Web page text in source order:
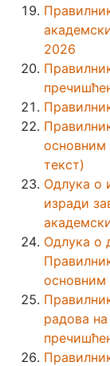
2026
основним
текст)
Одлука о
изради
Одлука о
основним
радова